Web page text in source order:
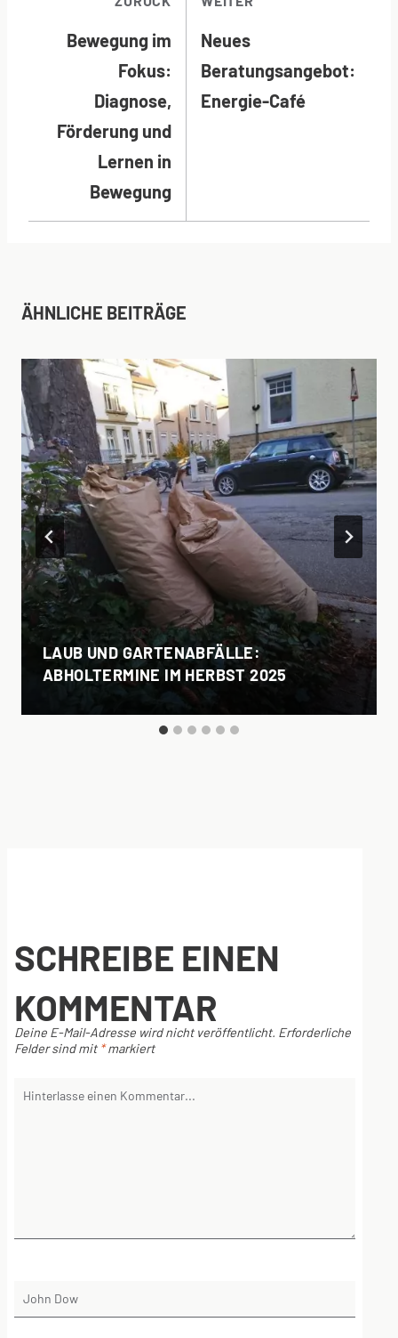
Bewegung im
Fokus:
Diagnose,
Förderung und
Lernen in
Bewegung
Neues
Beratungsangebot:
Energie-Café
ÄHNLICHE BEITRÄGE
LAUB UND GARTENABFÄLLE:
ABHOLTERMINE IM HERBST 2025
SCHREIBE EINEN
KOMMENTAR
Deine E-Mail-Adresse wird nicht veröffentlicht. Erforderliche
Felder sind mit *markiert